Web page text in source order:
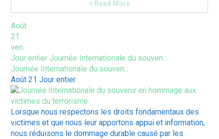
+ Read More
Août
21
ven
Jour entierJournée Internationale du souven...
Journée Internationale du souven...
Août 21Jour entier
Lorsque nous respectons les droits fondamentaux des
victimes et que nous leur apportons appui et information,
nous réduisons le dommage durable causé par les